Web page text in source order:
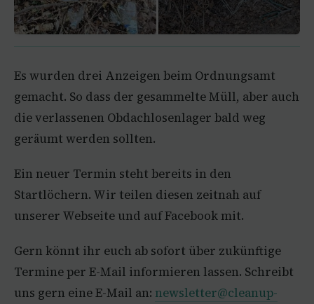
Es wurden drei Anzeigen beim Ordnungsamt
gemacht. So dass der gesammelte Müll, aber auch
die verlassenen Obdachlosenlager bald weg
geräumt werden sollten.
Ein neuer Termin steht bereits in den
Startlöchern. Wir teilen diesen zeitnah auf
unserer Webseite und auf Facebook mit.
Gern könnt ihr euch ab sofort über zukünftige
Termine per E-Mail informieren lassen. Schreibt
uns gern eine E-Mail an: newsletter@cleanup-